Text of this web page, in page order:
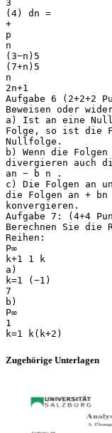
3
(4) dn =
+
p
n
(3−n)5
(7+n)5
n
2n+1
Aufgabe 6 (2+2+2
Beweisen oder
a) Ist an eine
Folge, so ist die
Nullfolge.
b) Wenn die
divergieren auch
an − b n .
c) Die Folgen an
die Folgen an + bn
konvergieren.
Aufgabe 7: (4+4
Berechnen Sie die
Reihen:
P∞
k+1 1 k
a)
k=1 (−1)
7
b)
P∞
1
Zugehörige Unterlagen